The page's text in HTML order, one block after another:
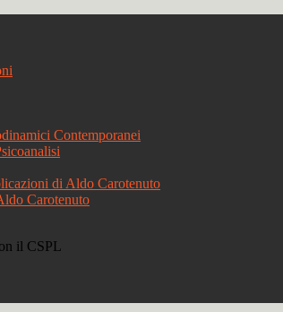
Contemporanei
di Aldo Carotenuto
Carotenuto
il CSPL